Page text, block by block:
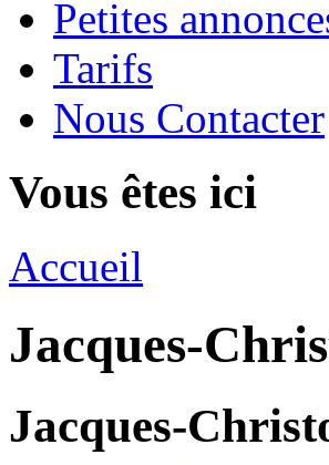
Petites
Tarifs
Nous Contacter
Vous êtes ici
Accueil
Jacques-
Jacques-